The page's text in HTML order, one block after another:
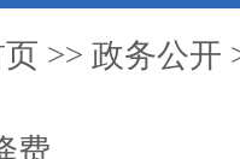
>> 政务公开
费